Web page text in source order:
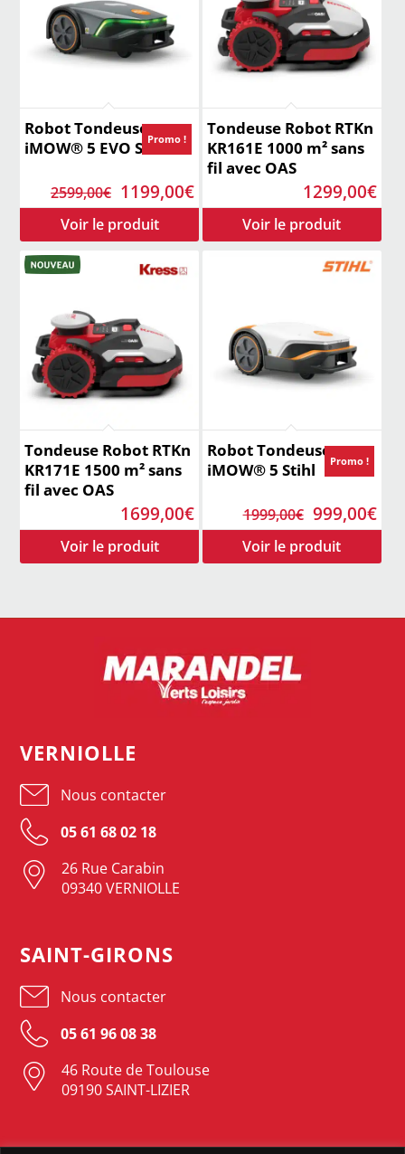
Robot Tondeuse
iMOW® 5 EVO Stihl
2599,00€ Le
prix
initial
2599,00€.
1199,00€Le
prix
actuel
Promo !
Tondeuse Robot RTKn
KR161E 1000 m² sans
fil avec OAS
1299,00€
Tondeuse Robot RTKn
KR171E 1500 m² sans
fil avec OAS
1699,00€
Robot Tondeuse
iMOW® 5 Stihl
1999,00€ Le
prix
initial
999,00€Le
Promo !
VERNIOLLE
Nous contacter
05 61 68 02 18
26 Rue Carabin
09340 VERNIOLLE
SAINT-GIRONS
Nous contacter
05 61 96 08 38
46 Route de Toulouse
09190 SAINT-LIZIER